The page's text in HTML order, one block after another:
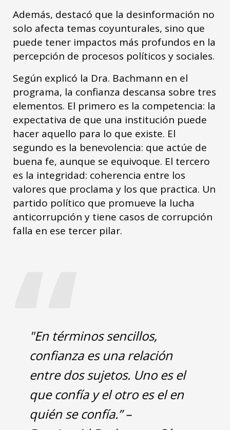
Además, destacó que la desinformación no
solo afecta temas coyunturales, sino que
puede tener impactos más profundos en la
percepción de procesos políticos y sociales.
Según explicó la Dra. Bachmann en el
programa, la confianza descansa sobre tres
elementos. El primero es la competencia: la
expectativa de que una institución puede
hacer aquello para lo que existe. El
segundo es la benevolencia: que actúe de
buena fe, aunque se equivoque. El tercero
es la integridad: coherencia entre los
valores que proclama y los que practica. Un
partido político que promueve la lucha
anticorrupción y tiene casos de corrupción
falla en ese tercer pilar.
“
"En términos sencillos,
confianza es una relación
entre dos sujetos. Uno es el
que confía y el otro es el en
quién se confía.” –